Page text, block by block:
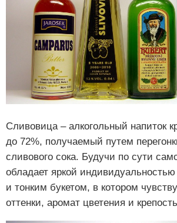
Сливовица – алкогольный напиток
до 72%, получаемый путем
сливового сока. Будучи по сути
обладает яркой
и тонким букетом, в котором
оттенки, аромат цветения и